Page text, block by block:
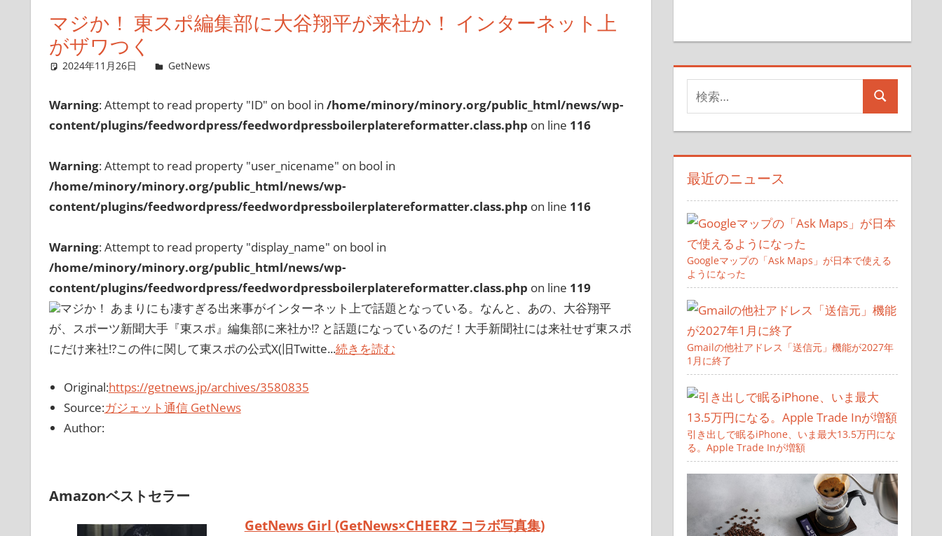
マジか！ 東スポ編集部に大谷翔平が来社か！ インターネット上
がザワつく
2024年11月26日 GetNews
Warning: Attempt to read property "ID" on bool in /home/minory/minory.org/public_html/news/wp-
content/plugins/feedwordpress/feedwordpressboilerplatereformatter.class.php on line 116
Warning: Attempt to read property "user_nicename" on bool in
/home/minory/minory.org/public_html/news/wp-
content/plugins/feedwordpress/feedwordpressboilerplatereformatter.class.php on line 116
Warning: Attempt to read property "display_name" on bool in
/home/minory/minory.org/public_html/news/wp-
content/plugins/feedwordpress/feedwordpressboilerplatereformatter.class.php on line 119
マジか！ あまりにも凄すぎる出来事がインターネット上で話題となっている。なんと、あの、大谷翔平
が、スポーツ新聞大手『東スポ』編集部に来社か!? と話題になっているのだ！大手新聞社には来社せず東スポ
にだけ来社!?この件に関して東スポの公式X(旧Twitte...続きを読む
Original:https://getnews.jp/archives/3580835
Source:ガジェット通信 GetNews
Author:
Amazonベストセラー
GetNews Girl (GetNews×CHEERZ コラボ写真集)
索
対
検
最近のニュース
Googleマップの「Ask Maps」が日本で使える
ようになった
Gmailの他社アドレス「送信元」機能が2027年
1月に終了
引き出しで眠るiPhone、いま最大13.5万円にな
る。Apple Trade Inが増額